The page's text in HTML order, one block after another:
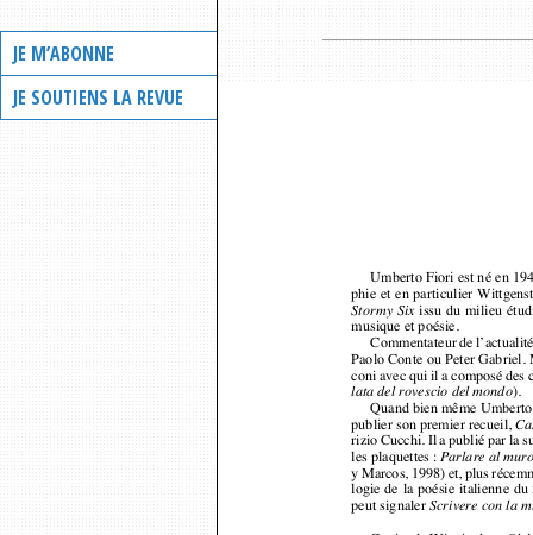
JE M’ABONNE
JE SOUTIENS LA REVUE
phie et en particulier
Stormy Sixissu du milieu
musique et poésie.
Commentateur de
Paolo Conte ou Peter
coni avec qui il a composé
lata del rovescio del mondo).
Quand bien même
publier son premier recueil,
rizio Cucchi. Il a publié par la
les plaquettes : Parlare al
y Marcos, 1998) et, plus
logie de la poésie italienne
peut signaler Scrivere con la
Cogito de Winnie dans Oh